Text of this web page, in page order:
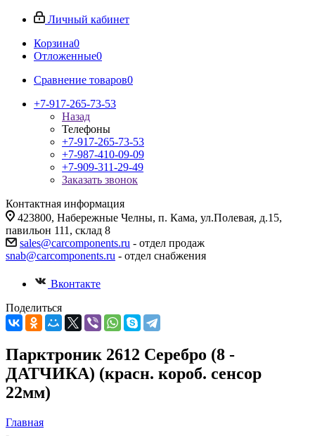
Личный кабинет
Корзина0
Отложенные0
Сравнение товаров0
+7-917-265-73-53
Назад
Телефоны
+7-917-265-73-53
+7-987-410-09-09
+7-909-311-29-49
Заказать звонок
Контактная информация
423800, Набережные Челны, п. Кама, ул.Полевая, д.15,
павильон 111, склад 8
sales@carcomponents.ru - отдел продаж
snab@carcomponents.ru - отдел снабжения
Вконтакте
Поделиться
Парктроник 2612 Серебро (8 -
ДАТЧИКА) (красн. короб. сенсор
22мм)
Главная